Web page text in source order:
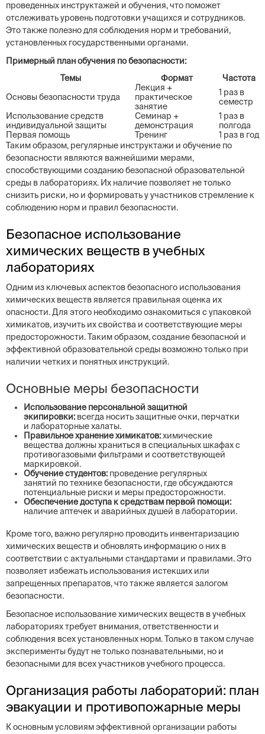
проведенных инструктажей и обучения, что поможет
отслеживать уровень подготовки учащихся и сотрудников.
Это также полезно для соблюдения норм и требований,
установленных государственными органами.
Примерный план обучения по безопасности:
Темы
Формат
Частота
Основы безопасности труда
Лекция +
практическое
занятие
1 раз в
семестр
Использование средств
индивидуальной защиты
Семинар +
демонстрация
1 раз в
полгода
Первая помощь
Тренинг
1 раз в год
Таким образом, регулярные инструктажи и обучение по
безопасности являются важнейшими мерами,
способствующими созданию безопасной образовательной
среды в лабораториях. Их наличие позволяет не только
снизить риски, но и формировать у участников стремление к
соблюдению норм и правил безопасности.
Безопасное использование
химических веществ в учебных
лабораториях
Одним из ключевых аспектов безопасного использования
химических веществ является правильная оценка их
опасности. Для этого необходимо ознакомиться с упаковкой
химикатов, изучить их свойства и соответствующие меры
предосторожности. Таким образом, создание безопасной и
эффективной образовательной среды возможно только при
наличии четких и понятных инструкций.
Основные меры безопасности
Использование персональной защитной
экипировки: всегда носить защитные очки, перчатки
и лабораторные халаты.
Правильное хранение химикатов:химические
вещества должны храниться в специальных шкафах с
противогазовыми фильтрами и соответствующей
маркировкой.
Обучение студентов: проведение регулярных
занятий по технике безопасности, где обсуждаются
потенциальные риски и меры предосторожности.
Обеспечение доступа к средствам первой помощи:
наличие аптечек и аварийных душей в лаборатории.
Кроме того, важно регулярно проводить инвентаризацию
химических веществ и обновлять информацию о них в
соответствии с актуальными стандартами и правилами. Это
позволяет избежать использования истекших или
запрещенных препаратов, что также является залогом
безопасности.
Безопасное использование химических веществ в учебных
лабораториях требует внимания, ответственности и
соблюдения всех установленных норм. Только в таком случае
эксперименты будут не только познавательными, но и
безопасными для всех участников учебного процесса.
Организация работы лабораторий: план
эвакуации и противопожарные меры
К основным условиям эффективной организации работы